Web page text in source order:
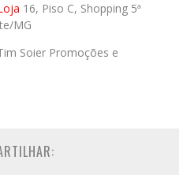
16, Piso C, Shopping 5ª
MG
Soier Promoções e